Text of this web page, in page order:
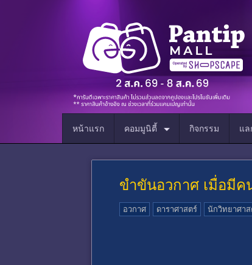
หน้าแรก คอมมูนิตี้ กิจกรรม แล
ขำขันอวกาศ เมื่อมีค
อวกาศ ดาราศาสตร์ นักวิทยาศาส